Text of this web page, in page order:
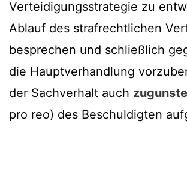
Verteidigungsstrategie zu
Ablauf des strafrechtlichen
besprechen und schließlich
die Hauptverhandlung
der Sachverhalt auch
pro reo) des Beschuldigten